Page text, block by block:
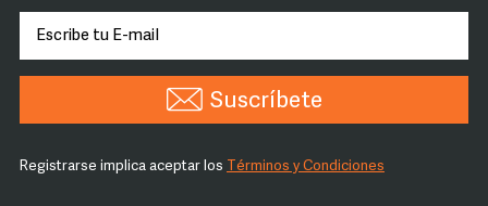
Suscríbete
Registrarse implica aceptar los Términos y Condiciones